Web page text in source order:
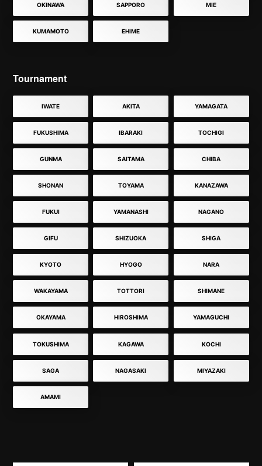
OKINAWA SAPPORO MIE
KUMAMOTO EHIME
Tournament
IWATE AKITA YAMAGATA
FUKUSHIMA IBARAKI TOCHIGI
GUNMA SAITAMA CHIBA
SHONAN TOYAMA KANAZAWA
FUKUI YAMANASHI NAGANO
GIFU SHIZUOKA SHIGA
KYOTO HYOGO NARA
WAKAYAMA TOTTORI SHIMANE
OKAYAMA HIROSHIMA YAMAGUCHI
TOKUSHIMA KAGAWA KOCHI
SAGA NAGASAKI MIYAZAKI
AMAMI